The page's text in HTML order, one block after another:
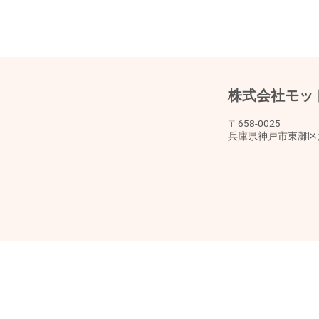
株式会社モッ
〒658-0025
兵庫県神戸市東灘